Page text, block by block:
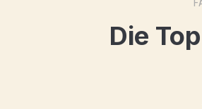
Die